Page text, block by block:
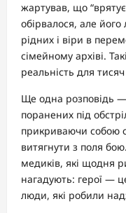
жартував, що
обірвалося, але
рідних і віри в
сімейному архіві.
реальність для
Ще одна розповідь
поранених під
прикриваючи собою
витягнути з поля
медиків, які щодня
нагадують: герої —
люди, які робили